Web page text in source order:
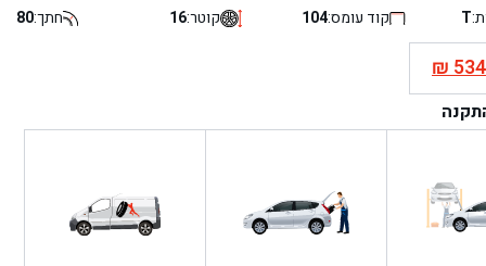
T קוד עומס:104 קוטר:16 חתך:80
₪534